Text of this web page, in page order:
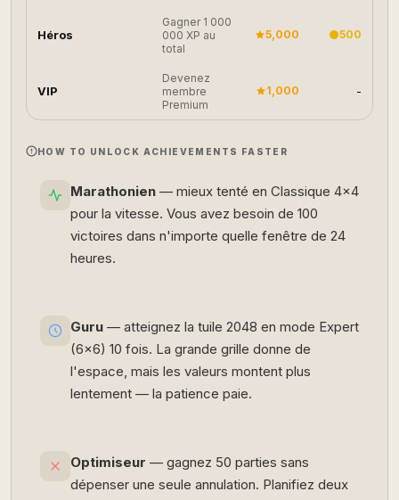
Héros
Gagner 1 000
000 XP au
total
5,000 500
VIP
Devenez
membre
Premium
1,000 -
HOW TO UNLOCK ACHIEVEMENTS FASTER
Marathonien — mieux tenté en Classique 4×4
pour la vitesse. Vous avez besoin de 100
victoires dans n'importe quelle fenêtre de 24
heures.
Guru — atteignez la tuile 2048 en mode Expert
(6×6) 10 fois. La grande grille donne de
l'espace, mais les valeurs montent plus
lentement — la patience paie.
Optimiseur — gagnez 50 parties sans
dépenser une seule annulation. Planifiez deux